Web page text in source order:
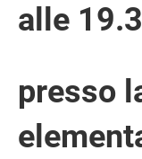
alle
presso